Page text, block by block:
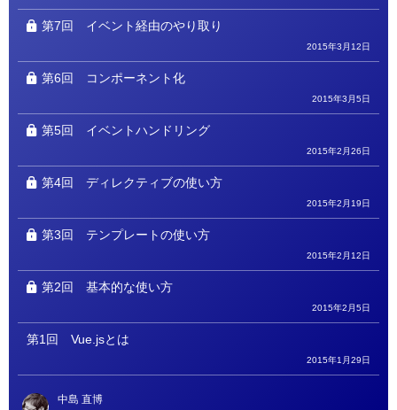
第7回 イベント経由のやり取り
2015年3月12日
第6回 コンポーネント化
2015年3月5日
第5回 イベントハンドリング
2015年2月26日
第4回 ディレクティブの使い方
2015年2月19日
第3回 テンプレートの使い方
2015年2月12日
第2回 基本的な使い方
2015年2月5日
第1回 Vue.jsとは
2015年1月29日
中島 直博